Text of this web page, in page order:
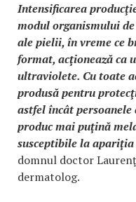
Intensificarea
modul organismului
ale pielii, în vreme ce
format, acţionează ca
ultraviolete. Cu toate
produsă pentru
astfel încât persoanele
produc mai puţină
susceptibile la
domnul doctor
dermatolog.